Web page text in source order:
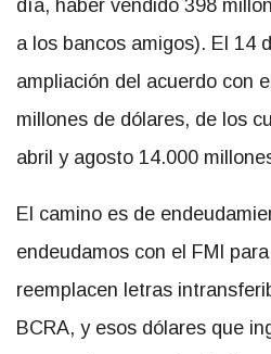
día, haber vendido 398
a los bancos amigos). El 14
ampliación del acuerdo con
millones de dólares, de los
abril y agosto 14.000
El camino es de
endeudamos con el FMI
reemplacen letras
BCRA, y esos dólares que